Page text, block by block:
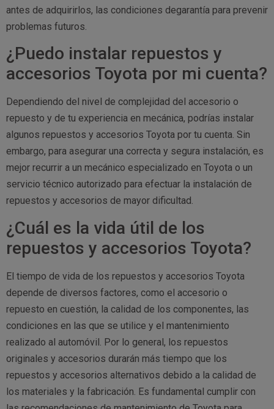
antes de adquirirlos, las condiciones degarantía para prevenir
problemas futuros.
¿Puedo instalar repuestos y
accesorios Toyota por mi cuenta?
Dependiendo del nivel de complejidad del accesorio o
repuesto y de tu experiencia en mecánica, podrías instalar
algunos repuestos y accesorios Toyota por tu cuenta. Sin
embargo, para asegurar una correcta y segura instalación, es
mejor recurrir a un mecánico especializado en Toyota o un
servicio técnico autorizado para efectuar la instalación de
repuestos y accesorios de mayor dificultad.
¿Cuál es la vida útil de los
repuestos y accesorios Toyota?
El tiempo de vida de los repuestos y accesorios Toyota
depende de diversos factores, como el accesorio o
repuesto en cuestión, la calidad de los componentes, las
condiciones en las que se utilice y el mantenimiento
realizado al automóvil. Por lo general, los repuestos
originales y accesorios durarán más tiempo que los
repuestos y accesorios alternativos debido a la calidad de
los materiales y la fabricación. Es fundamental cumplir con